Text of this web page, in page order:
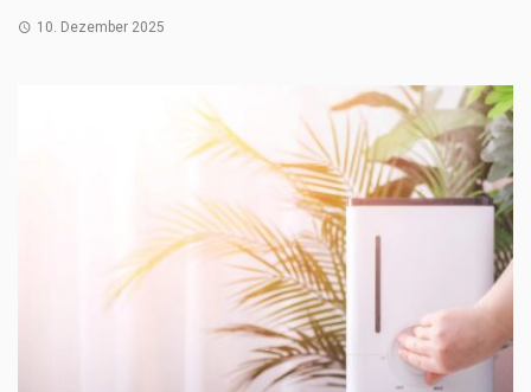
10. Dezember 2025